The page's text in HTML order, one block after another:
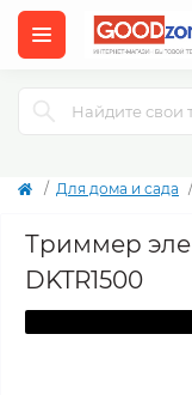
Для дома и сада
Триммер
DKTR1500